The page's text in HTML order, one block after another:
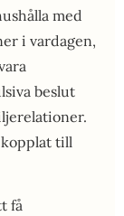
med
i vardagen,
beslut
till
få